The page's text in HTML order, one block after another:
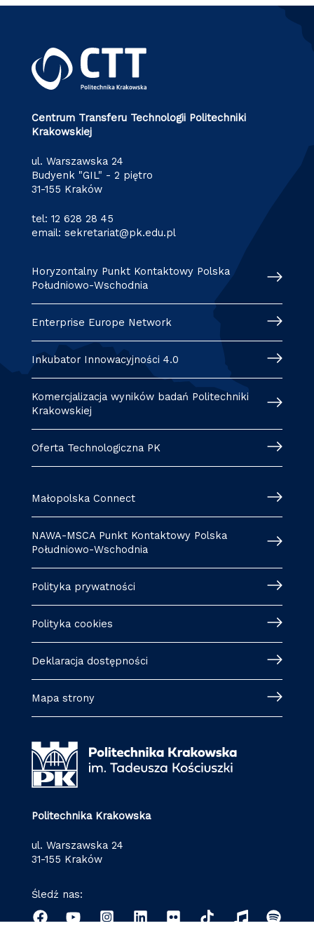
Centrum Transferu Technologii Politechniki
Krakowskiej
ul. Warszawska 24
Budyenk "GIL" - 2 piętro
31-155 Kraków
tel: 12 628 28 45
email: sekretariat@pk.edu.pl
Horyzontalny Punkt Kontaktowy Polska
Południowo-Wschodnia
Enterprise Europe Network
Inkubator Innowacyjności 4.0
Komercjalizacja wyników badań Politechniki
Krakowskiej
Oferta Technologiczna PK
Małopolska Connect
NAWA-MSCA Punkt Kontaktowy Polska
Południowo-Wschodnia
Polityka prywatności
Polityka cookies
Deklaracja dostępności
Mapa strony
Politechnika Krakowska
ul. Warszawska 24
31-155 Kraków
Śledź nas: